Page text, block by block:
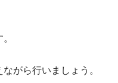
がら行いましょう。